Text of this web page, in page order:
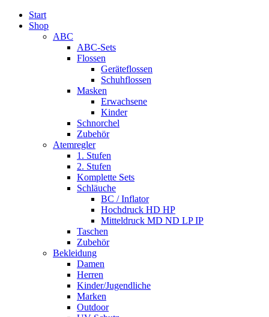
Start
Shop
ABC
ABC-Sets
Flossen
Geräteflossen
Schuhflossen
Masken
Erwachsene
Kinder
Schnorchel
Zubehör
Atemregler
1. Stufen
2. Stufen
Komplette Sets
Schläuche
BC / Inflator
Hochdruck HD HP
Mitteldruck MD ND LP IP
Taschen
Zubehör
Bekleidung
Damen
Herren
Kinder/Jugendliche
Marken
Outdoor